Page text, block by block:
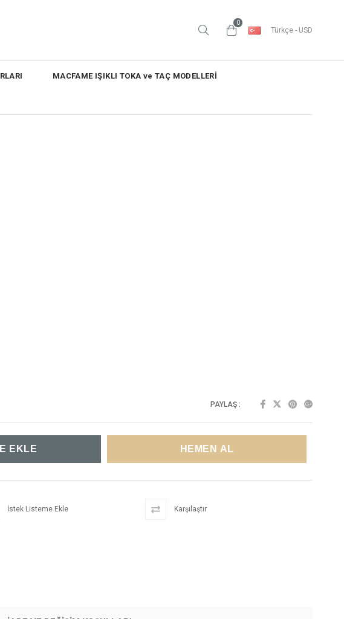
0
Türkçe - USD
MACFAME IŞIKLI TOKA ve TAÇ MODELLERİ
PAYLAŞ :
İstek Listeme Ekle Karşılaştır